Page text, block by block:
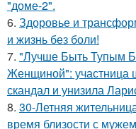
"доме-2".
6. Здоровье и
и жизнь без боли!
7. "Лучше Быть Тупым
Женщиной": участница
скандал и унизила
8. 30-Летняя
время близости с